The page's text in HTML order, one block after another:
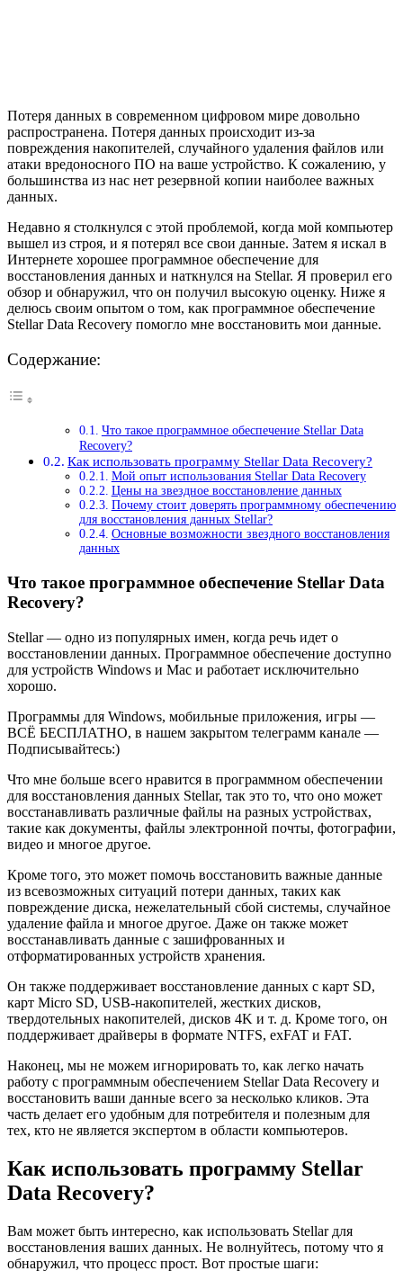
Потеря данных в современном цифровом мире довольно
распространена. Потеря данных происходит из-за
повреждения накопителей, случайного удаления файлов или
атаки вредоносного ПО на ваше устройство. К сожалению, у
большинства из нас нет резервной копии наиболее важных
данных.
Недавно я столкнулся с этой проблемой, когда мой компьютер
вышел из строя, и я потерял все свои данные. Затем я искал в
Интернете хорошее программное обеспечение для
восстановления данных и наткнулся на Stellar. Я проверил его
обзор и обнаружил, что он получил высокую оценку. Ниже я
делюсь своим опытом о том, как программное обеспечение
Stellar Data Recovery помогло мне восстановить мои данные.
Содержание:
Что такое программное обеспечение Stellar Data
Recovery?
Как использовать программу Stellar Data Recovery?
Мой опыт использования Stellar Data Recovery
Цены на звездное восстановление данных
Почему стоит доверять программному обеспечению
для восстановления данных Stellar?
Основные возможности звездного восстановления
данных
Что такое программное обеспечение Stellar Data
Recovery?
Stellar — одно из популярных имен, когда речь идет о
восстановлении данных. Программное обеспечение доступно
для устройств Windows и Mac и работает исключительно
хорошо.
Программы для Windows, мобильные приложения, игры —
ВСЁ БЕСПЛАТНО, в нашем закрытом телеграмм канале —
Подписывайтесь:)
Что мне больше всего нравится в программном обеспечении
для восстановления данных Stellar, так это то, что оно может
восстанавливать различные файлы на разных устройствах,
такие как документы, файлы электронной почты, фотографии,
видео и многое другое.
Кроме того, это может помочь восстановить важные данные
из всевозможных ситуаций потери данных, таких как
повреждение диска, нежелательный сбой системы, случайное
удаление файла и многое другое. Даже он также может
восстанавливать данные с зашифрованных и
отформатированных устройств хранения.
Он также поддерживает восстановление данных с карт SD,
карт Micro SD, USB-накопителей, жестких дисков,
твердотельных накопителей, дисков 4K и т. д. Кроме того, он
поддерживает драйверы в формате NTFS, exFAT и FAT.
Наконец, мы не можем игнорировать то, как легко начать
работу с программным обеспечением Stellar Data Recovery и
восстановить ваши данные всего за несколько кликов. Эта
часть делает его удобным для потребителя и полезным для
тех, кто не является экспертом в области компьютеров.
Как использовать программу Stellar
Data Recovery?
Вам может быть интересно, как использовать Stellar для
восстановления ваших данных. Не волнуйтесь, потому что я
обнаружил, что процесс прост. Вот простые шаги: